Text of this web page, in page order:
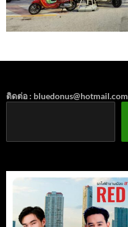
ติดต่อ : bluedonus@hotmail.com